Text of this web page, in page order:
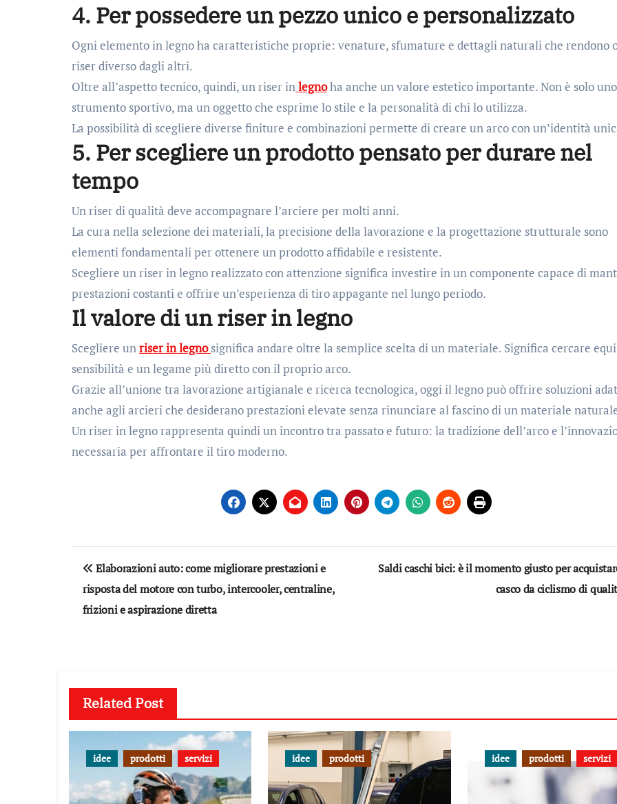
4. Per possedere un pezzo unico e personalizzato
Ogni elemento in legno ha caratteristiche proprie: venature, sfumature e dettagli naturali che rendono
riser diverso dagli altri.
Oltre all’aspetto tecnico, quindi, un riser inlegnoha anche un valore estetico importante. Non è solo uno
strumento sportivo, ma un oggetto che esprime lo stile e la personalità di chi lo utilizza.
La possibilità di scegliere diverse finiture e combinazioni permette di creare un arco con un’identità
5. Per scegliere un prodotto pensato per durare nel
tempo
Un riser di qualità deve accompagnare l’arciere per molti anni.
La cura nella selezione dei materiali, la precisione della lavorazione e la progettazione strutturale sono
elementi fondamentali per ottenere un prodotto affidabile e resistente.
Scegliere un riser in legno realizzato con attenzione significa investire in un componente capace di
prestazioni costanti e offrire un’esperienza di tiro appagante nel lungo periodo.
Il valore di un riser in legno
Scegliere unriser in legno significa andare oltre la semplice scelta di un materiale. Significa cercare
sensibilità e un legame più diretto con il proprio arco.
Grazie all’unione tra lavorazione artigianale e ricerca tecnologica, oggi il legno può offrire soluzioni
anche agli arcieri che desiderano prestazioni elevate senza rinunciare al fascino di un materiale
Un riser in legno rappresenta quindi un incontro tra passato e futuro: la tradizione dell’arco e
necessaria per affrontare il tiro moderno.
Navigazione
articoli
Elaborazioni auto: come migliorare prestazioni e
risposta del motore con turbo, intercooler, centraline,
frizioni e aspirazione diretta
Saldi caschi bici: è il momento giusto per
casco da ciclismo di
Related Post
idee prodotti servizi idee prodotti idee prodotti servizi